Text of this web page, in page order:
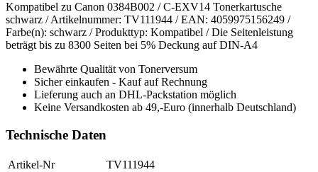
Kompatibel zu Canon 0384B002 / C-EXV14 Tonerkartusche
schwarz / Artikelnummer: TV111944 / EAN: 4059975156249 /
Farbe(n): schwarz / Produkttyp: Kompatibel / Die Seitenleistung
beträgt bis zu 8300 Seiten bei 5% Deckung auf DIN-A4
Bewährte Qualität von Tonerversum
Sicher einkaufen - Kauf auf Rechnung
Lieferung auch an DHL-Packstation möglich
Keine Versandkosten ab 49,-Euro (innerhalb Deutschland)
Technische Daten
Artikel-Nr
TV111944